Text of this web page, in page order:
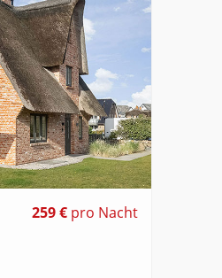
259 € pro Nacht